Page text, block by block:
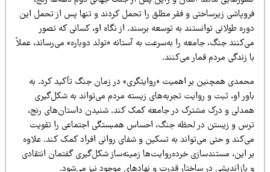
زیرساختی و فقر مطلق را تحمل کردند و تنها پس از تحمل این
طولانی توانستند به توسعه برسند. از نگاه او، کسانی که تصور
جنگ، جامعه را به‌سرعت به آستانه «تولد دوباره» می‌رساند، عملاً
زندگی مردم قمار می‌کنند.
همچنین بر اهمیت «روایتگری» در زمان جنگ تأکید کرد. به
او، ثبت و روایت تجربه‌های زیسته مردم می‌تواند به شکل‌گیری
و درک مشترک در جامعه کمک کند. شنیدن داستان‌های رنج،
و زیستن در لحظه جنگ، احساس همبستگی اجتماعی را تقویت
و حتی می‌تواند به تسکین و شفای روانی افراد کمک کند. علاوه
این، مستندسازی خرده‌روایت‌ها زمینه‌ساز شکل‌گیری گفتمان انتقادی
بازاندیشی در ساختار قدرت و نهادهای موجود نیز می‌شود.